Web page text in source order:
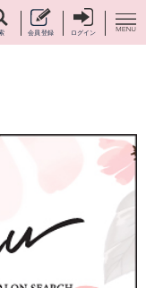
会員登録 ログイン